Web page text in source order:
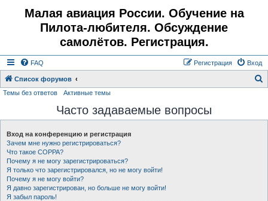
Малая авиация России. Обучение на
Пилота-любителя. Обсуждение
самолётов. Регистрация.
FAQ Вход
Регистрация
Список форумов
с
Темы без ответов Активные темы
Часто задаваемые вопросы
Вход на конференцию и регистрация
Зачем мне нужно регистрироваться?
Что такое COPPA?
Почему я не могу зарегистрироваться?
Я только что зарегистрировался, но не могу войти!
Почему я не могу войти?
Я давно зарегистрирован, но больше не могу войти!
Я забыл пароль!